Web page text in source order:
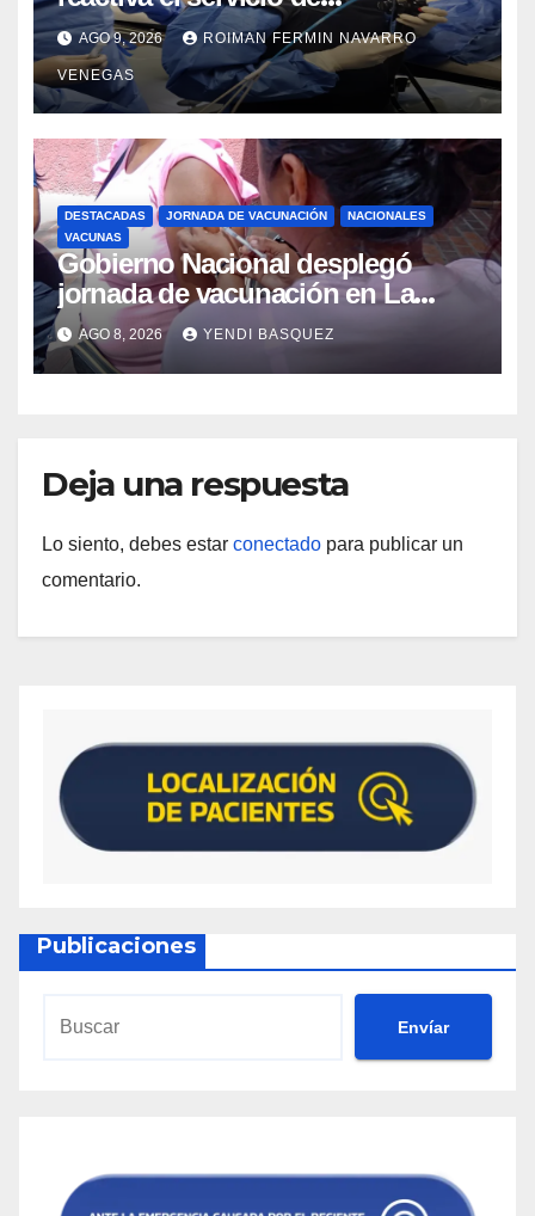
Colangiopancreatografía
Retrógrada Endoscópica para
beneficiar a cientos de pacientes
AGO 9, 2026 ROIMAN FERMIN NAVARRO
VENEGAS
DESTACADAS JORNADA DE VACUNACIÓN
NACIONALES
VACUNAS
Gobierno Nacional desplegó
jornada de vacunación en La
Guaira para garantizar protección
epidemiológica
AGO 8, 2026 YENDI BASQUEZ
Deja una respuesta
Lo siento, debes estar conectado para publicar un
comentario.
Publicaciones
Envíar